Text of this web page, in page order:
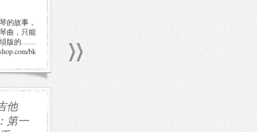
的故事，
曲，只能
版的……
bk
他
第一